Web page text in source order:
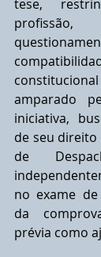
tese,
amparado
iniciativa,
de seu direito
de
no exame
da
prévia como